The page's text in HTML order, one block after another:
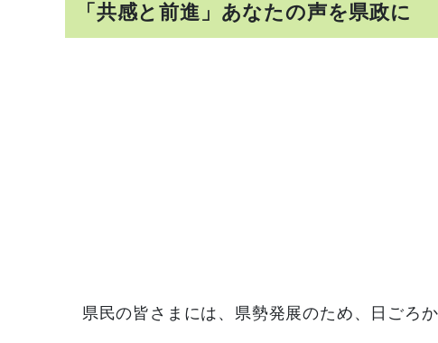
「共感と前進」あなたの声を県政に
県民の皆さまには、県勢発展のため、日ごろ